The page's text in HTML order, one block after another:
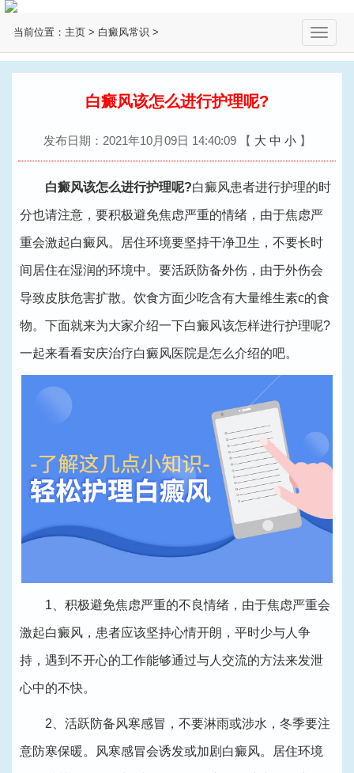
当前位置： 主页 > 白癜风常识 >
切
换
白癜风该怎么进行护理呢?
发布日期：2021年10月09日 14:40:09 【 大 中 小】
白癜风该怎么进行护理呢?白癜风患者进行护理的时
分也请注意，要积极避免焦虑严重的情绪，由于焦虑严
重会激起白癜风。居住环境要坚持干净卫生，不要长时
间居住在湿润的环境中。要活跃防备外伤，由于外伤会
导致皮肤危害扩散。饮食方面少吃含有大量维生素c的食
物。下面就来为大家介绍一下白癜风该怎样进行护理呢?
一起来看看安庆治疗白癜风医院是怎么介绍的吧。
1、积极避免焦虑严重的不良情绪，由于焦虑严重会
激起白癜风，患者应该坚持心情开朗，平时少与人争
持，遇到不开心的工作能够通过与人交流的方法来发泄
心中的不快。
2、活跃防备风寒感冒，不要淋雨或涉水，冬季要注
意防寒保暖。风寒感冒会诱发或加剧白癜风。居住环境